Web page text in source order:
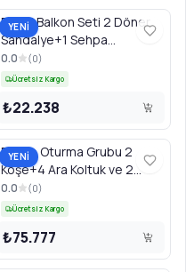
YENİ
Bondi Balkon Seti 2 Döner
Sandalye+1 Sehpa
Alüminyum Gövde
0.0 (0)
Ücretsiz Kargo
₺22.238
YENİ
Bahçe Oturma Grubu 2
Köşe+4 Ara Koltuk ve 2
Sehpa Aleminyum Gövde
0.0 (0)
Ücretsiz Kargo
₺75.777